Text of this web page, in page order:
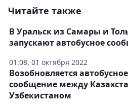
Читайте также
01:08, 01 октября 2022
В Уральск из Самары и
запускают автобусное
Возобновляется автобусное
сообщение между
Узбекистаном